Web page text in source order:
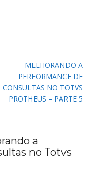
MELHORANDO A
PERFORMANCE DE
CONSULTAS NO TOTVS
PROTHEUS – PARTE 5
a
no Totvs